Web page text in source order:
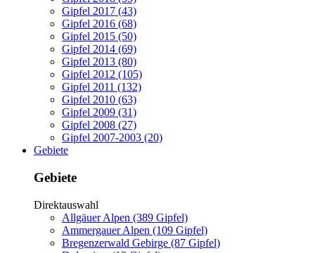
Gipfel 2017 (43)
Gipfel 2016 (68)
Gipfel 2015 (50)
Gipfel 2014 (69)
Gipfel 2013 (80)
Gipfel 2012 (105)
Gipfel 2011 (132)
Gipfel 2010 (63)
Gipfel 2009 (31)
Gipfel 2008 (27)
Gipfel 2007-2003 (20)
Gebiete
Gebiete
Direktauswahl
Allgäuer Alpen (389 Gipfel)
Ammergauer Alpen (109 Gipfel)
Bregenzerwald Gebirge (87 Gipfel)